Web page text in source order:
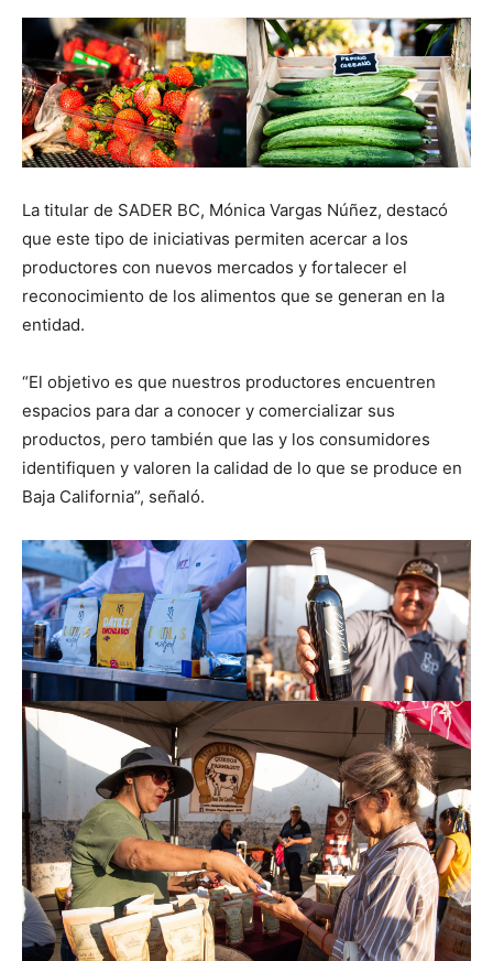
La titular de SADER BC, Mónica Vargas Núñez, destacó
que este tipo de iniciativas permiten acercar a los
productores con nuevos mercados y fortalecer el
reconocimiento de los alimentos que se generan en la
entidad.
“El objetivo es que nuestros productores encuentren
espacios para dar a conocer y comercializar sus
productos, pero también que las y los consumidores
identifiquen y valoren la calidad de lo que se produce en
Baja California”, señaló.